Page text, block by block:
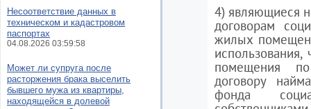
4) являющиеся
договорам
жилых
помещения
договору
фонда
Несоответствие данных в
техническом и кадастровом
паспортах
04.08.2026 03:59:58
Может ли супруга после
расторжения брака выселить
бывшего мужа из квартиры,
находящейся в долевой